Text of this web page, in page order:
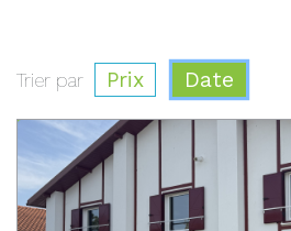
Trier par Prix Date